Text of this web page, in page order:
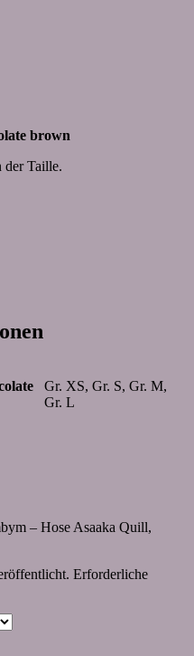
brown
der Taille.
Gr. XS, Gr. S, Gr. M,
Gr. L
– Hose Asaaka Quill,
Erforderliche